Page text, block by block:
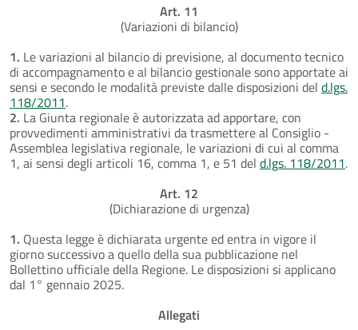
Art. 11
(Variazioni di bilancio)
1. Le variazioni al bilancio di previsione, al documento tecnico
di accompagnamento e al bilancio gestionale sono apportate ai
sensi e secondo le modalità previste dalle disposizioni del d.lgs.
118/2011.
2. La Giunta regionale è autorizzata ad apportare, con
provvedimenti amministrativi da trasmettere al Consiglio -
Assemblea legislativa regionale, le variazioni di cui al comma
1, ai sensi degli articoli 16, comma 1, e 51 del d.lgs. 118/2011.
Art. 12
(Dichiarazione di urgenza)
1. Questa legge è dichiarata urgente ed entra in vigore il
giorno successivo a quello della sua pubblicazione nel
Bollettino ufficiale della Regione. Le disposizioni si applicano
dal 1° gennaio 2025.
Allegati